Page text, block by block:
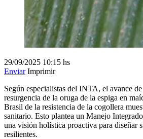
29/09/2025 10:15 hs
Enviar Imprimir
Según especialistas del INTA, el avance
resurgencia de la oruga de la espiga en
Brasil de la resistencia de la cogollera
sanitario. Esto plantea un Manejo
una visión holística proactiva para diseñar
resilientes.